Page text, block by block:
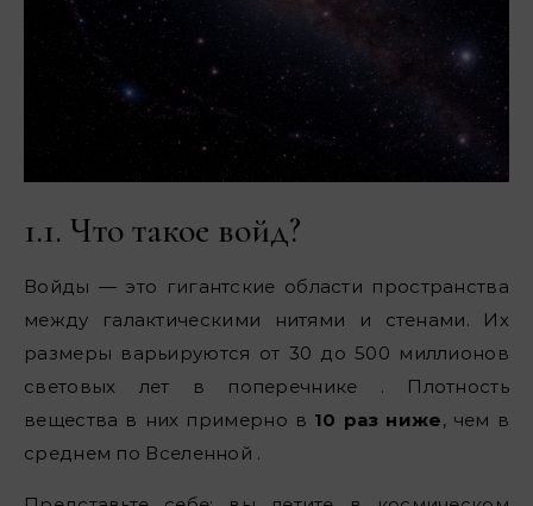
1.1. Что такое войд?
Войды — это гигантские области пространства
между галактическими нитями и стенами. Их
размеры варьируются от 30 до 500 миллионов
световых лет в поперечнике . Плотность
вещества в них примерно в 10 раз ниже, чем в
среднем по Вселенной .